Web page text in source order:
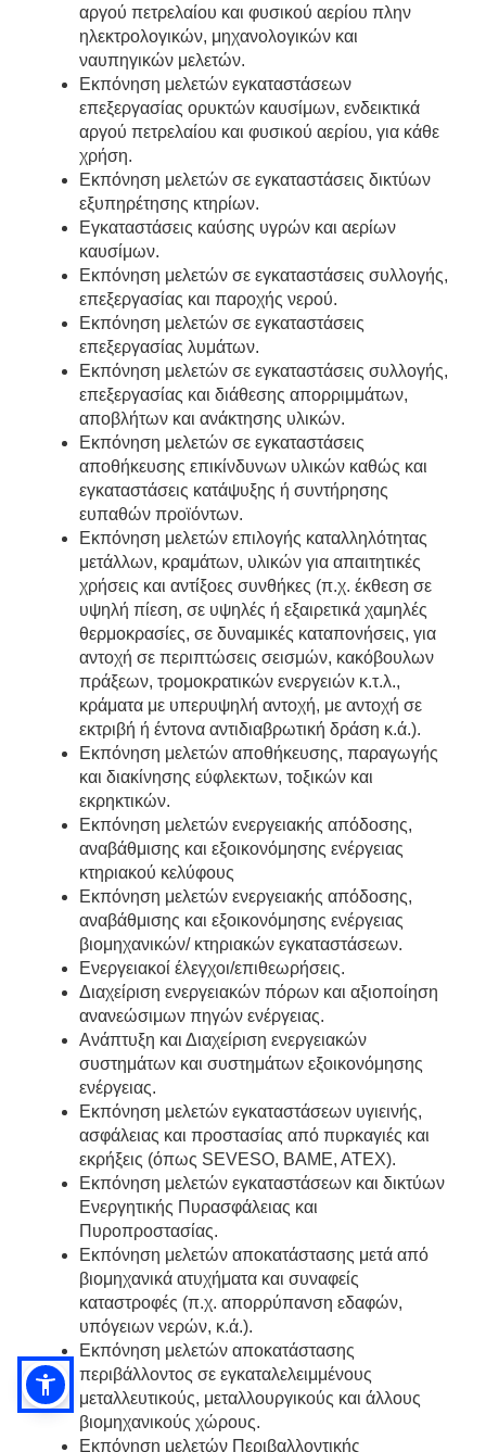
αργού πετρελαίου και φυσικού αερίου πλην
ηλεκτρολογικών, μηχανολογικών και
ναυπηγικών μελετών.
Εκπόνηση μελετών εγκαταστάσεων
επεξεργασίας ορυκτών καυσίμων, ενδεικτικά
αργού πετρελαίου και φυσικού αερίου, για κάθε
χρήση.
Εκπόνηση μελετών σε εγκαταστάσεις δικτύων
εξυπηρέτησης κτηρίων.
Εγκαταστάσεις καύσης υγρών και αερίων
καυσίμων.
Εκπόνηση μελετών σε εγκαταστάσεις συλλογής,
επεξεργασίας και παροχής νερού.
Εκπόνηση μελετών σε εγκαταστάσεις
επεξεργασίας λυμάτων.
Εκπόνηση μελετών σε εγκαταστάσεις συλλογής,
επεξεργασίας και διάθεσης απορριμμάτων,
αποβλήτων και ανάκτησης υλικών.
Εκπόνηση μελετών σε εγκαταστάσεις
αποθήκευσης επικίνδυνων υλικών καθώς και
εγκαταστάσεις κατάψυξης ή συντήρησης
ευπαθών προϊόντων.
Εκπόνηση μελετών επιλογής καταλληλότητας
μετάλλων, κραμάτων, υλικών για απαιτητικές
χρήσεις και αντίξοες συνθήκες (π.χ. έκθεση σε
υψηλή πίεση, σε υψηλές ή εξαιρετικά χαμηλές
θερμοκρασίες, σε δυναμικές καταπονήσεις, για
αντοχή σε περιπτώσεις σεισμών, κακόβουλων
πράξεων, τρομοκρατικών ενεργειών κ.τ.λ.,
κράματα με υπερυψηλή αντοχή, με αντοχή σε
εκτριβή ή έντονα αντιδιαβρωτική δράση κ.ά.).
Εκπόνηση μελετών αποθήκευσης, παραγωγής
και διακίνησης εύφλεκτων, τοξικών και
εκρηκτικών.
Εκπόνηση μελετών ενεργειακής απόδοσης,
αναβάθμισης και εξοικονόμησης ενέργειας
κτηριακού κελύφους
Εκπόνηση μελετών ενεργειακής απόδοσης,
αναβάθμισης και εξοικονόμησης ενέργειας
βιομηχανικών/ κτηριακών εγκαταστάσεων.
Ενεργειακοί έλεγχοι/επιθεωρήσεις.
Διαχείριση ενεργειακών πόρων και αξιοποίηση
ανανεώσιμων πηγών ενέργειας.
Ανάπτυξη και Διαχείριση ενεργειακών
συστημάτων και συστημάτων εξοικονόμησης
ενέργειας.
Εκπόνηση μελετών εγκαταστάσεων υγιεινής,
ασφάλειας και προστασίας από πυρκαγιές και
εκρήξεις (όπως SEVESO, ΒΑΜΕ, ΑΤΕΧ).
Εκπόνηση μελετών εγκαταστάσεων και δικτύων
Ενεργητικής Πυρασφάλειας και
Πυροπροστασίας.
Εκπόνηση μελετών αποκατάστασης μετά από
βιομηχανικά ατυχήματα και συναφείς
καταστροφές (π.χ. απορρύπανση εδαφών,
υπόγειων νερών, κ.ά.).
Εκπόνηση μελετών αποκατάστασης
περιβάλλοντος σε εγκαταλελειμμένους
μεταλλευτικούς, μεταλλουργικούς και άλλους
βιομηχανικούς χώρους.
Εκπόνηση μελετών Περιβαλλοντικής